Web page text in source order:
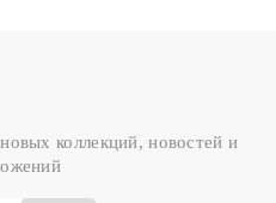
коллекций, новостей и